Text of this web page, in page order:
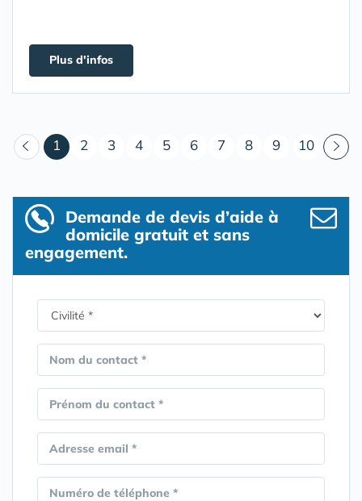
Plus d'infos
1 (courant)
2 3 4 5 6 7 8 9 10
Demande de devis d’aide à
domicile gratuit et sans
engagement.
Nom du contact *
Prénom du contact *
Adresse email *
Numéro de téléphone *